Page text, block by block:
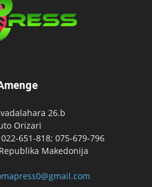
26.b
Orizari
651-818; 075-679-796
Makedonija